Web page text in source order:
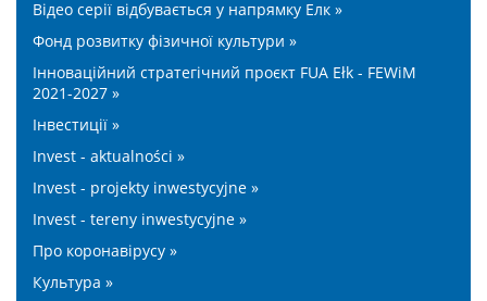
Відео серії відбувається у напрямку Елк »
Фонд розвитку фізичної культури »
Інноваційний стратегічний проєкт FUA Ełk - FEWiM
2021-2027 »
Інвестиції »
Invest - aktualności »
Invest - projekty inwestycyjne »
Invest - tereny inwestycyjne »
Про коронавірусу »
Культура »